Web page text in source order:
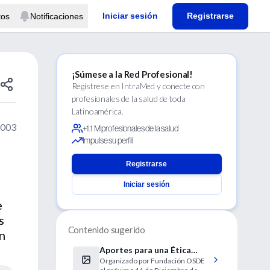
Notificaciones Iniciar sesión Registrarse
¡Súmese a la Red Profesional!
Regístrese en IntraMed y conecte con
profesionales de la salud de toda
Latinoamérica.
+1.1 M profesionales de la salud
Impulse su perfil
Registrarse
Iniciar sesión
Contenido sugerido
Aportes para una Ética
Cotidiana en Salud
Organizado por Fundación OSDE